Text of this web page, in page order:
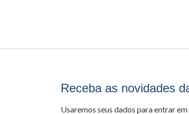
Receba as novidades
Usaremos seus dados para entrar